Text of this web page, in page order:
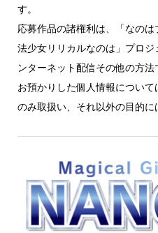
す。
応募作品の諸権利は、「なの
法少女リリカルなのは」プロ
ンターネット配信その他の方法
お預かりした個人情報につい
のみ取扱い、それ以外の目的に